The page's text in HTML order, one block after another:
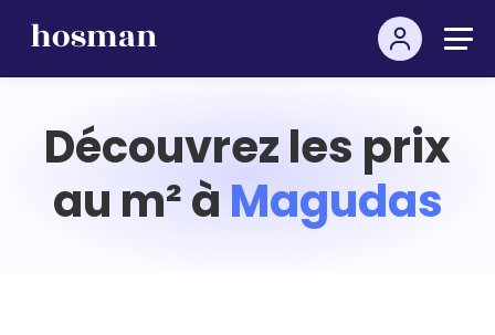
Découvrez les prix
au m² à Magudas